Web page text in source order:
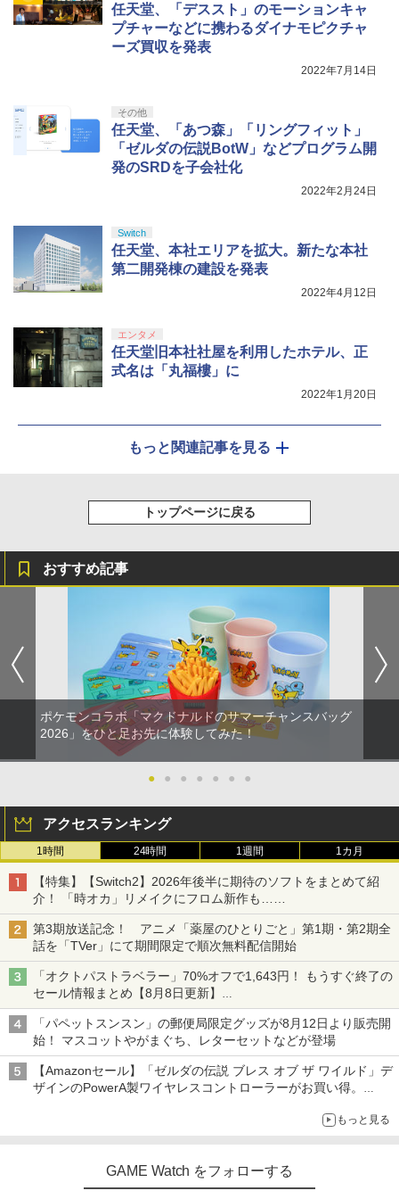
5
【特典】三國志14 with パワーアップキ
ット Complete Edition PS5版(【早期
購入封入特典】シナリオ「覇気雄心」)
ッチ2 対応 スイッチ スイッチツー ニン
テンドー カバー ポーチ ストラップ 新型
ジョイコン ソフト ケーブル 収納可能 ク
リスマス ギフト プレゼント 送料無料
送料無料 JSS【2個セット BRICK game
テトリス ビッグ ゲーム機】ゲームウォ
ッチ ゲーム レトロゲーム 景品 粗
携帯ゲーム ブロックくずし 大きい
守徹 ]
￥4,321
5
ニンテンドープリペイド番号 5000円|オ
ンラインコード版
【純正品】DualSense ワイヤレスコン
トローラー(CFI-ZCT2J)
5
【国内正規品】Thrustmaster スラスト
マスター TH8S シフター - PC、PS4、P
S5、PS5 Pro、Xbox One、Xbox Serie
s X|S 対応の高精度 H パターン シフター
￥8,698
ルアイドルクラブ Bloom Garden Part
y』Blu-ray（特装限定版）
￥8,589
任天堂、「デススト」のモーションキャ
プチャーなどに携わるダイナモピクチャ
ーズ買収を発表
2022年7月14日
その他
任天堂、「あつ森」「リングフィット」
「ゼルダの伝説BotW」などプログラム開
発のSRDを子会社化
2022年2月24日
Switch
任天堂、本社エリアを拡大。新たな本社
第二開発棟の建設を発表
2022年4月12日
エンタメ
任天堂旧本社社屋を利用したホテル、正
式名は「丸福樓」に
2022年1月20日
もっと関連記事を見る
トップページに戻る
おすすめ記事
ポケモンコラボ「マクドナルドのサマーチャンスバッグ
2026」をひと足お先に体験してみた！
● ● ● ● ● ● ●
アクセスランキング
1時間 24時間 1週間 1カ月
【特集】【Switch2】2026年後半に期待のソフトをまとめて紹
介！ 「時オカ」リメイクにフロム新作も……
第3期放送記念！ アニメ「薬屋のひとりごと」第1期・第2期全
話を「TVer」にて期間限定で順次無料配信開始
「オクトパストラベラー」70%オフで1,643円！ もうすぐ終了の
セール情報まとめ【8月8日更新】
ニンテンドーeショップでは「大神 絶景版」が67%オフで990円
「パペットスンスン」の郵便局限定グッズが8月12日より販売開
始！ マスコットやがまぐち、レターセットなどが登場
【Amazonセール】「ゼルダの伝説 ブレス オブ ザ ワイルド」デ
ザインのPowerA製ワイヤレスコントローラーがお買い得。
もっと見る
GAME Watch をフォローする